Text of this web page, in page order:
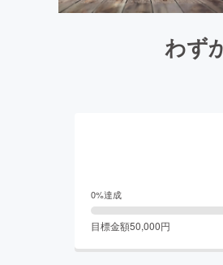
わず
0%達成
目標金額50,000円